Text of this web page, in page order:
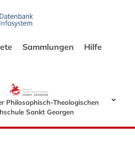
Sammlungen Hilfe
Philosophisch-Theologischen
Sankt Georgen